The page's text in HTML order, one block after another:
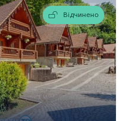
Відчинено